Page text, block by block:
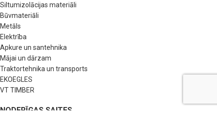
Siltumizolācijas materiāli
Būvmateriāli
Metāls
Elektrība
Apkure un santehnika
Mājai un dārzam
Traktortehnika un transports
EKOEGLES
VT TIMBER
NODERĪGAS SAITES